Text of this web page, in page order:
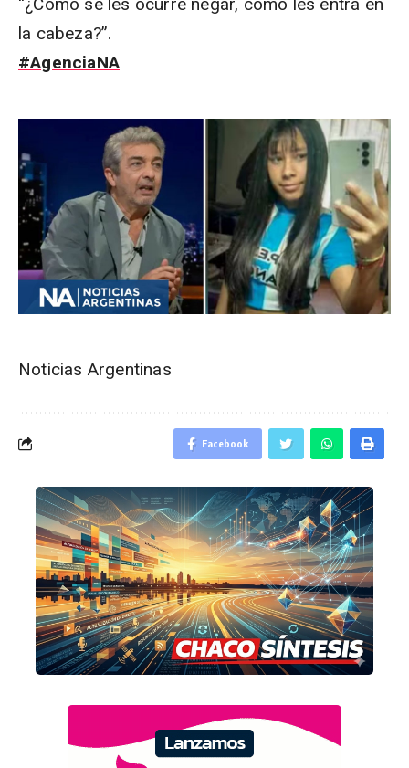
“¿Cómo se les ocurre negar, cómo les entra en
la cabeza?”.
#AgenciaNA
Noticias Argentinas
Facebook